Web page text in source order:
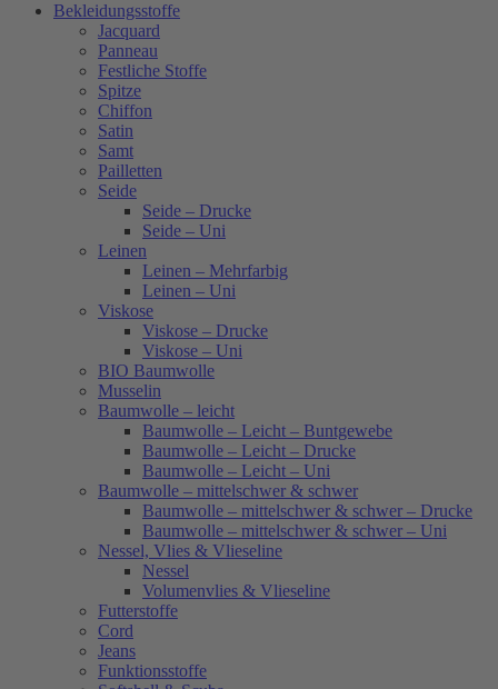
Bekleidungsstoffe
Jacquard
Panneau
Festliche Stoffe
Spitze
Chiffon
Satin
Samt
Pailletten
Seide
Seide – Drucke
Seide – Uni
Leinen
Leinen – Mehrfarbig
Leinen – Uni
Viskose
Viskose – Drucke
Viskose – Uni
BIO Baumwolle
Musselin
Baumwolle – leicht
Baumwolle – Leicht – Buntgewebe
Baumwolle – Leicht – Drucke
Baumwolle – Leicht – Uni
Baumwolle – mittelschwer & schwer
Baumwolle – mittelschwer & schwer – Drucke
Baumwolle – mittelschwer & schwer – Uni
Nessel, Vlies & Vlieseline
Nessel
Volumenvlies & Vlieseline
Futterstoffe
Cord
Jeans
Funktionsstoffe